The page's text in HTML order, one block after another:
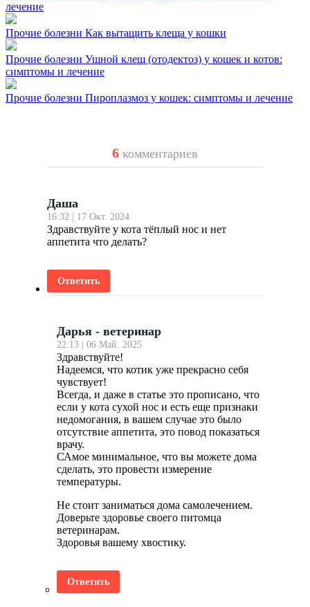
лечение
Прочие болезни Как вытащить клеща у кошки
Прочие болезни Ушной клещ (отодектоз) у кошек и котов:
симптомы и лечение
Прочие болезни Пироплазмоз у кошек: симптомы и лечение
6 комментариев
Даша
16:32 | 17 Окт. 2024
Здравствуйте у кота тёплый нос и нет
аппетита что делать?
Ответить
Дарья - ветеринар
22:13 | 06 Май. 2025
Здравствуйте!
Надеемся, что котик уже прекрасно себя
чувствует!
Всегда, и даже в статье это прописано, что
если у кота сухой нос и есть еще признаки
недомогания, в вашем случае это было
отсутствие аппетита, это повод показаться
врачу.
САмое минимальное, что вы можете дома
сделать, это провести измерение
температуры.
Не стоит заниматься дома самолечением.
Доверьте здоровье своего питомца
ветеринарам.
Здоровья вашему хвостику.
Ответить